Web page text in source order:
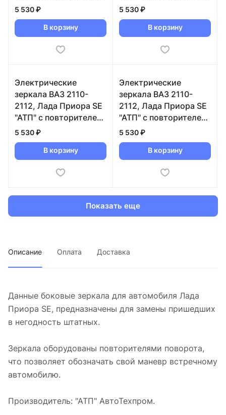
"Плазма" в цвет
кузова (1002 Ричмо)
5 530 ₽
В корзину
"Плазма" в цвет
кузова (1005
Салатовый)
5 530 ₽
В корзину
Электрические
зеркала ВАЗ 2110-
2112, Лада Приора SE
"АТП" с повторителем
"Плазма" в цвет
кузова (101 Кардинал)
5 530 ₽
В корзину
Электрические
зеркала ВАЗ 2110-
2112, Лада Приора SE
"АТП" с повторителем
"Плазма" в цвет
кузова (1011 Синий
Калипсо)
5 530 ₽
В корзину
Показать еще
Описание Оплата Доставка
Данные боковые зеркала для автомобиля Лада
Приора SE, предназначены для замены пришедших
в негодность штатных.
Зеркала оборудованы повторителями поворота,
что позволяет обозначать свой маневр встречному
автомобилю.
Производитель: "АТП" АвтоТехпром.